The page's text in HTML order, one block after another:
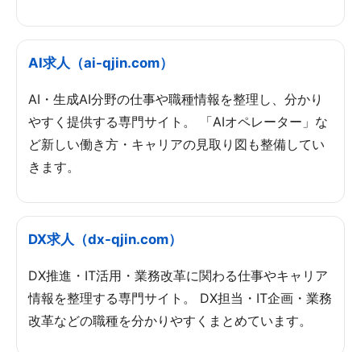
AI求人（ai-qjin.com）
AI・生成AI分野の仕事や職種情報を整理し、分かり
やすく提供する専門サイト。 「AIオペレーター」な
ど新しい働き方・キャリアの見取り図も整備してい
きます。
DX求人（dx-qjin.com）
DX推進・IT活用・業務改革に関わる仕事やキャリア
情報を整理する専門サイト。 DX担当・IT企画・業務
改革などの職種を分かりやすくまとめています。